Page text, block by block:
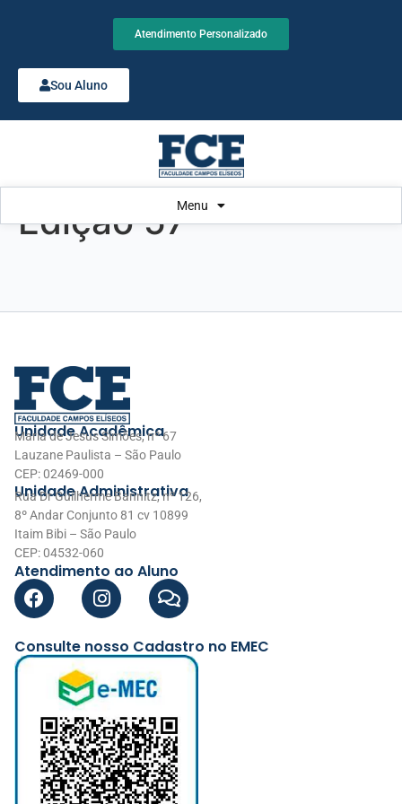
Atendimento Personalizado
Sou Aluno
Menu
Edição 57
Unidade Acadêmica
Maria de Jesus Simões, nº 67
Lauzane Paulista – São Paulo
CEP: 02469-000
Unidade Administrativa
Rua Dr Guilherme Bannitz, nº 126,
8º Andar Conjunto 81 cv 10899
Itaim Bibi – São Paulo
CEP: 04532-060
Atendimento ao Aluno
Consulte nosso Cadastro no EMEC